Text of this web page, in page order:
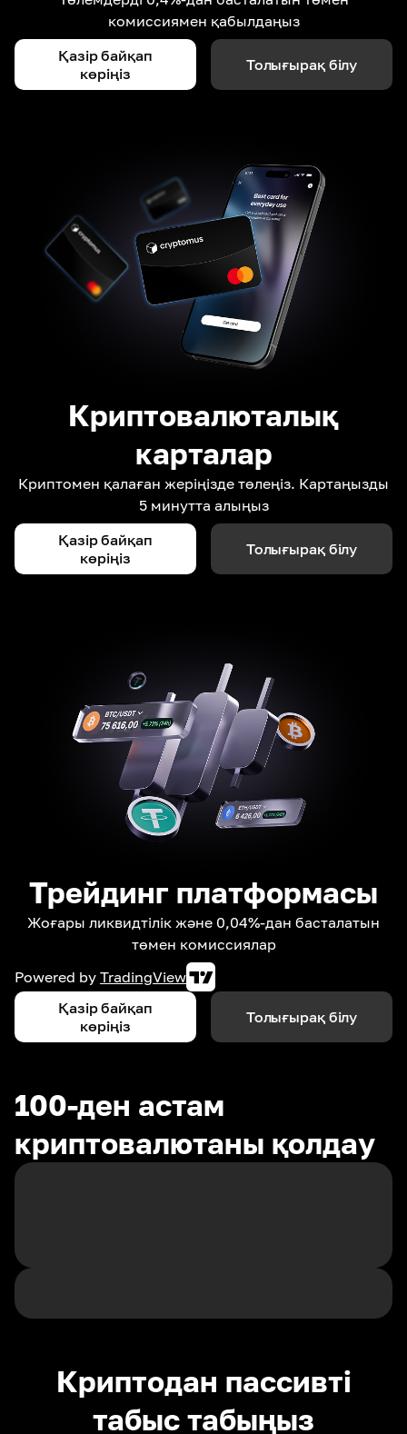
комиссиямен қабылдаңыз
Қазір байқап
көріңіз
Толығырақ білу
Криптовалюталық
карталар
Криптомен қалаған жеріңізде төлеңіз. Картаңызды
5 минутта алыңыз
Қазір байқап
көріңіз
Толығырақ білу
Трейдинг платформасы
Жоғары ликвидтілік және 0,04%-дан басталатын
төмен комиссиялар
Powered by TradingView
Қазір байқап
көріңіз
Толығырақ білу
100-ден астам
криптовалютаны қолдау
Криптодан пассивті
табыс табыңыз